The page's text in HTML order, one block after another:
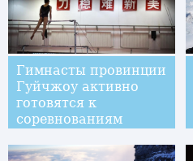
Гимнасты провинции
Гуйчжоу активно
готовятся к
соревнованиям